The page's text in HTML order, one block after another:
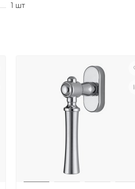
1 шт